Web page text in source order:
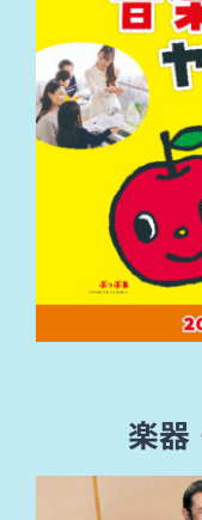
楽器